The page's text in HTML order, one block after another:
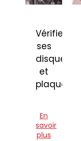
Vérifier
ses
disques
et
En
savoir
plus